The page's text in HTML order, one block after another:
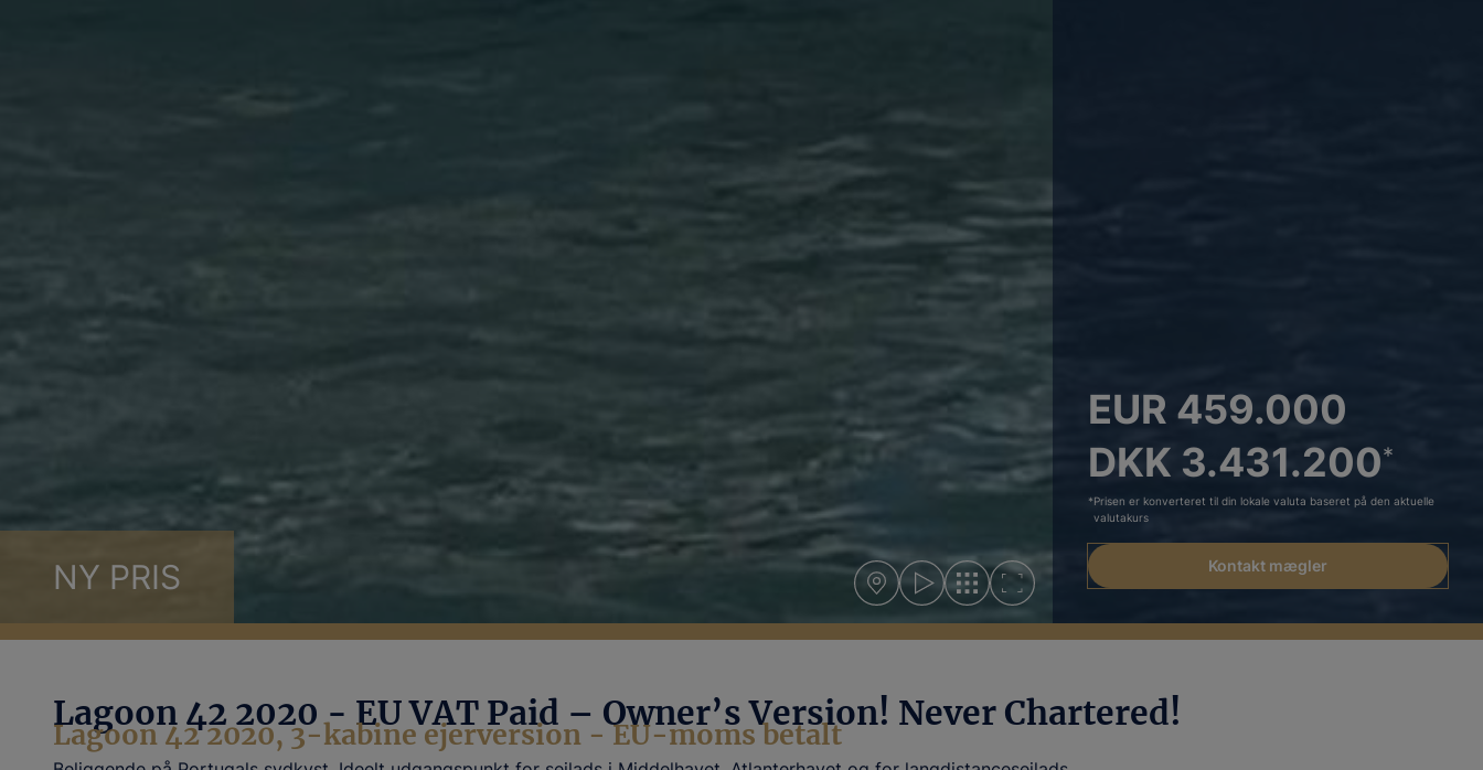
NY PRIS
EUR 459.000
DKK 3.431.200*
*Prisen er konverteret til din lokale valuta baseret på den aktuelle
valutakurs
Kontakt mægler
Lagoon 42 2020 - EU VAT Paid – Owner’s Version! Never Chartered!
Lagoon 42 2020, 3-kabine ejerversion - EU-moms betalt